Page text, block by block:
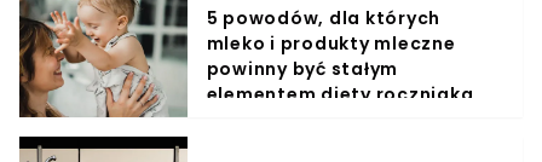
5 powodów, dla których
mleko i produkty mleczne
powinny być stałym
elementem diety roczniaka